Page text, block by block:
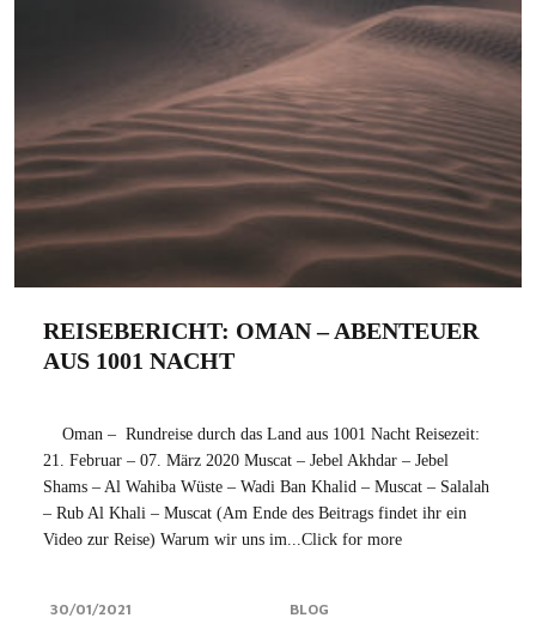
REISEBERICHT: OMAN – ABENTEUER
AUS 1001 NACHT
Oman – Rundreise durch das Land aus 1001 Nacht Reisezeit:
21. Februar – 07. März 2020 Muscat – Jebel Akhdar – Jebel
Shams – Al Wahiba Wüste – Wadi Ban Khalid – Muscat – Salalah
– Rub Al Khali – Muscat (Am Ende des Beitrags findet ihr ein
Video zur Reise) Warum wir uns im...Click for more
30/01/2021 BLOG